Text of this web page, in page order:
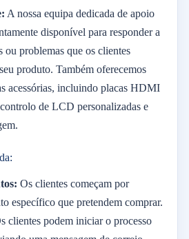
A nossa equipa dedicada de apoio
disponível para responder a
ou problemas que os clientes
produto. Também oferecemos
acessórias, incluindo placas HDMI
de LCD personalizadas e
Os clientes começam por
específico que pretendem comprar.
clientes podem iniciar o processo